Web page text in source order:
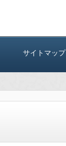
サイトマップ